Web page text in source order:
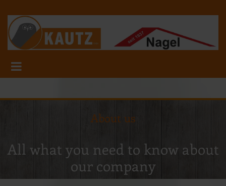
About us
All what you need to know about
our company